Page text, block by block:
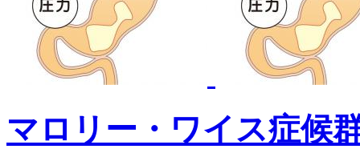
マロリー・ワイス症候